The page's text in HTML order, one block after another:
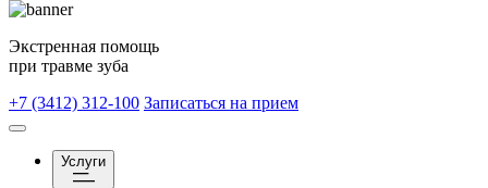
Экстренная помощь
при травме зуба
+7 (3412) 312-100 Записаться на прием
Услуги